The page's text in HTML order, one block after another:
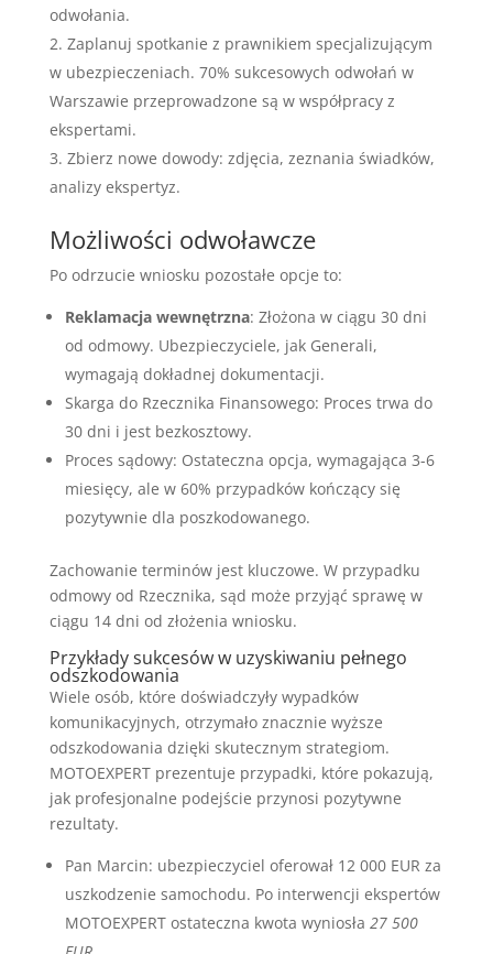
odwołania.
Zaplanuj spotkanie z prawnikiem specjalizującym
w ubezpieczeniach. 70% sukcesowych odwołań w
Warszawie przeprowadzone są w współpracy z
ekspertami.
Zbierz nowe dowody: zdjęcia, zeznania świadków,
analizy ekspertyz.
Możliwości odwoławcze
Po odrzucie wniosku pozostałe opcje to:
Reklamacja wewnętrzna: Złożona w ciągu 30 dni
od odmowy. Ubezpieczyciele, jak Generali,
wymagają dokładnej dokumentacji.
Skarga do Rzecznika Finansowego: Proces trwa do
30 dni i jest bezkosztowy.
Proces sądowy: Ostateczna opcja, wymagająca 3-6
miesięcy, ale w 60% przypadków kończący się
pozytywnie dla poszkodowanego.
Zachowanie terminów jest kluczowe. W przypadku
odmowy od Rzecznika, sąd może przyjąć sprawę w
ciągu 14 dni od złożenia wniosku.
Przykłady sukcesów w uzyskiwaniu pełnego
odszkodowania
Wiele osób, które doświadczyły wypadków
komunikacyjnych, otrzymało znacznie wyższe
odszkodowania dzięki skutecznym strategiom.
MOTOEXPERT prezentuje przypadki, które pokazują,
jak profesjonalne podejście przynosi pozytywne
rezultaty.
Pan Marcin: ubezpieczyciel oferował 12 000 EUR za
uszkodzenie samochodu. Po interwencji ekspertów
MOTOEXPERT ostateczna kwota wyniosła 27 500